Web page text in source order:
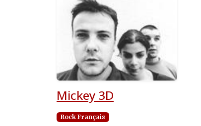
Mickey 3D
Rock Français